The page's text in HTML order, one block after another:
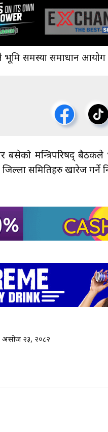
भूमि समस्या समाधान आयोग
बसेको मन्त्रिपरिषद्
समितिहरु खारेज गर्ने
असोज २३, २०८२